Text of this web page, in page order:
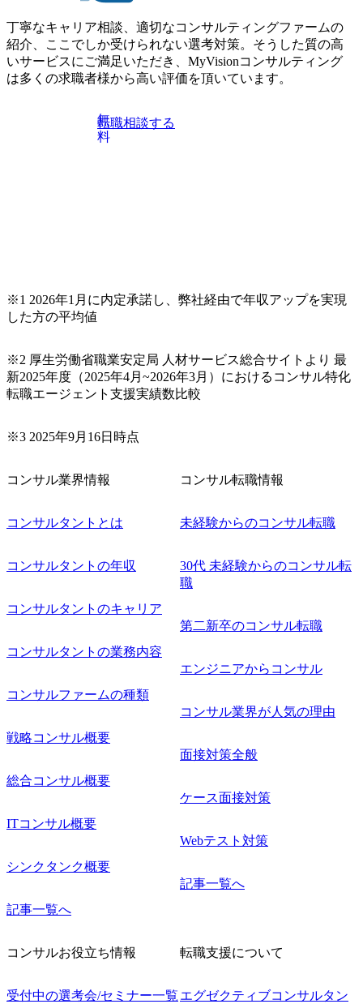
丁寧なキャリア相談、適切なコンサルティングファームの
紹介、ここでしか受けられない選考対策。そうした質の高
いサービスにご満足いただき、MyVisionコンサルティング
は多くの求職者様から高い評価を頂いています。
無
料
転職相談する
※1 2026年1月に内定承諾し、弊社経由で年収アップを実現
した方の平均値
※2 厚生労働省職業安定局 人材サービス総合サイトより 最
新2025年度（2025年4月~2026年3月）におけるコンサル特化
転職エージェント支援実績数比較
※3 2025年9月16日時点
コンサル業界情報
コンサルタントとは
コンサルタントの年収
コンサルタントのキャリア
コンサルタントの業務内容
コンサルファームの種類
戦略コンサル概要
総合コンサル概要
ITコンサル概要
シンクタンク概要
記事一覧へ
コンサル転職情報
未経験からのコンサル転職
30代 未経験からのコンサル転
職
第二新卒のコンサル転職
エンジニアからコンサル
コンサル業界が人気の理由
面接対策全般
ケース面接対策
Webテスト対策
記事一覧へ
コンサルお役立ち情報
受付中の選考会/セミナー一覧
転職支援について
エグゼクティブコンサルタン